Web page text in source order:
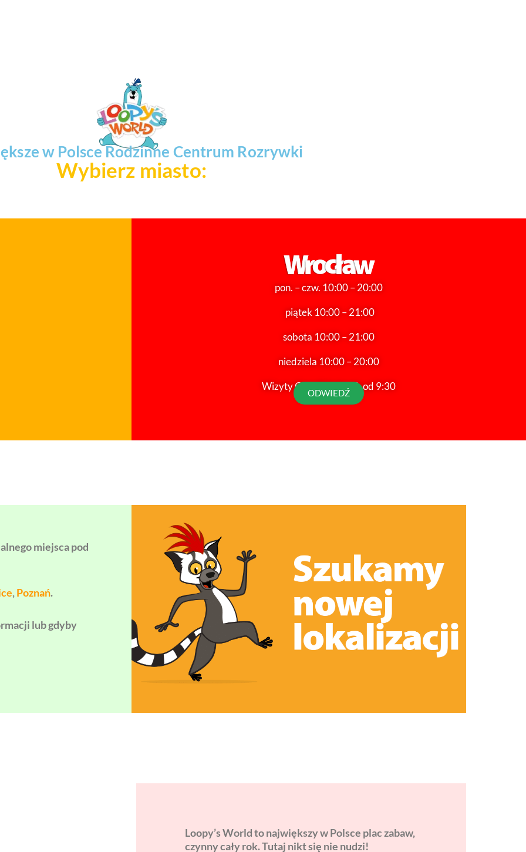
w Polsce Rodzinne Centrum Rozrywki
Wybierz miasto:
pon. – czw. 10:00 – 20:00
piątek 10:00 – 21:00
sobota 10:00 – 21:00
niedziela 10:00 – 20:00
Wizyty Grup Szkolnych od 9:30
ODWIEDŹ
miejsca pod
, Poznań.
lub gdyby
Loopy’s World to największy w Polsce plac zabaw,
czynny cały rok. Tutaj nikt się nie nudzi!